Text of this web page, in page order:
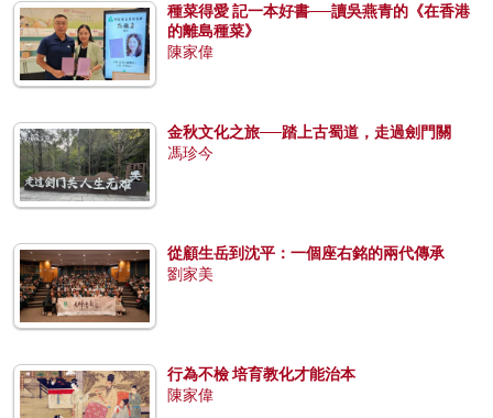
種菜得愛 記一本好書──讀吳燕青的《在香港
的離島種菜》
陳家偉
金秋文化之旅──踏上古蜀道，走過劍門關
馮珍今
從顧生岳到沈平：一個座右銘的兩代傳承
劉家美
行為不檢 培育教化才能治本
陳家偉